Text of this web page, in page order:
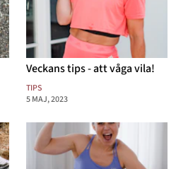
Veckans tips - att våga vila!
TIPS
5 MAJ, 2023